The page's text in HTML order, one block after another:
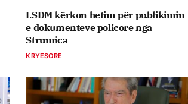
LSDM kërkon hetim për publikimin
e dokumenteve policore nga
Strumica
KRYESORE